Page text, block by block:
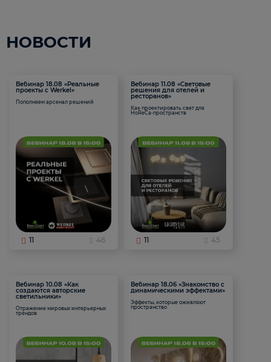
НОВОСТИ
Вебинар 18.08 «Реальные
проекты с Werkel»
Пополняем арсенал решений
11 46
Вебинар 11.08 «Световые
решения для отелей и
ресторанов»
Как проектировать свет для
HoReCa-пространств
11 45
Вебинар 10.08 «Как
создаются авторские
светильники»
Отражение мировых интерьерных
трендов
Вебинар 18.06 «Знакомство с
динамическими эффектами»
Эффекты, которые оживляют
пространство